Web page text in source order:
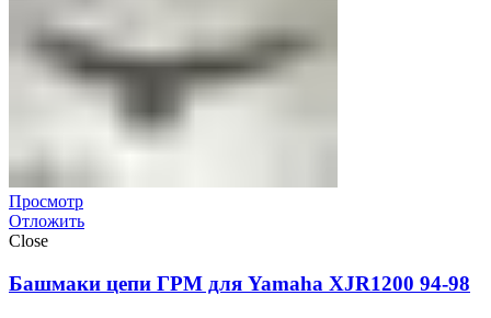
Просмотр
Отложить
Close
Башмаки цепи ГРМ для Yamaha XJR1200 94-98